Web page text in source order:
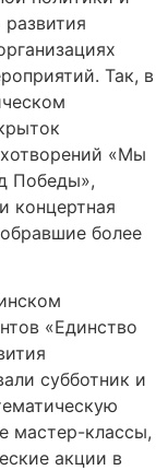
Так, в
«Мы
Победы»,
концертная
более
«Единство
субботник и
мастер-классы,
акции в